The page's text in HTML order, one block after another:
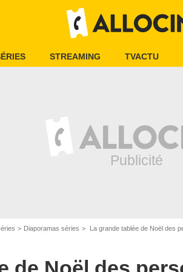
STREAMING TVACTU
Diaporamas séries La grande tablée de Noël des